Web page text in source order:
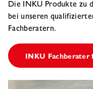
Die INKU Produkte zu
bei unseren
Fachberatern.
INKU Fachberater